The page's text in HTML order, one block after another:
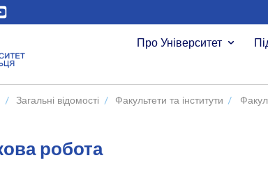
Про Університет
/ Загальні відомості / Факультети та інститути /
робота